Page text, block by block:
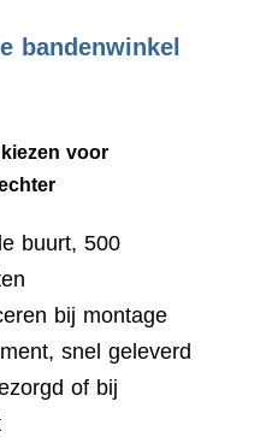
bandenwinkel
voor
buurt, 500
bij montage
snel geleverd
of bij